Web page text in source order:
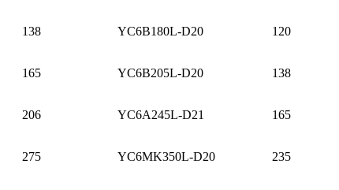
138 YC6B180L-D20 120
165 YC6B205L-D20 138
206 YC6A245L-D21 165
275 YC6MK350L-D20 235